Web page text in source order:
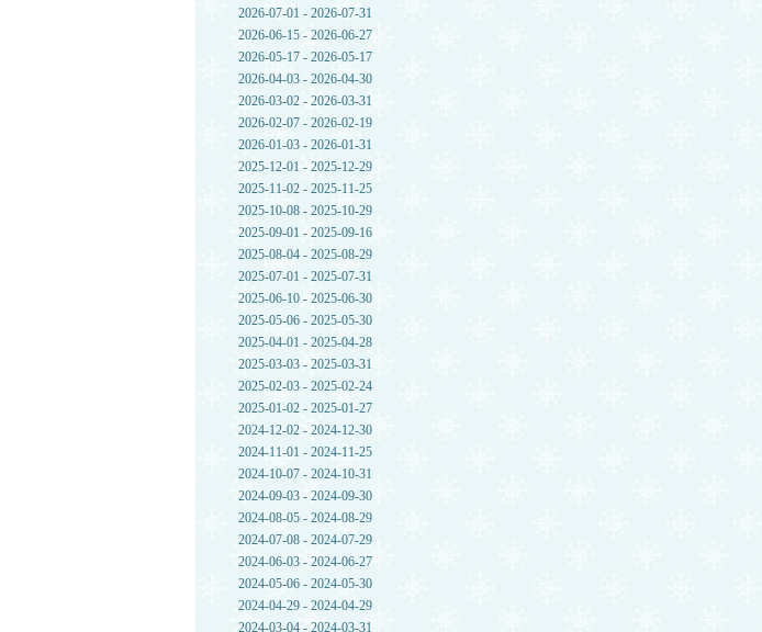
2026-07-01 - 2026-07-31
2026-06-15 - 2026-06-27
2026-05-17 - 2026-05-17
2026-04-03 - 2026-04-30
2026-03-02 - 2026-03-31
2026-02-07 - 2026-02-19
2026-01-03 - 2026-01-31
2025-12-01 - 2025-12-29
2025-11-02 - 2025-11-25
2025-10-08 - 2025-10-29
2025-09-01 - 2025-09-16
2025-08-04 - 2025-08-29
2025-07-01 - 2025-07-31
2025-06-10 - 2025-06-30
2025-05-06 - 2025-05-30
2025-04-01 - 2025-04-28
2025-03-03 - 2025-03-31
2025-02-03 - 2025-02-24
2025-01-02 - 2025-01-27
2024-12-02 - 2024-12-30
2024-11-01 - 2024-11-25
2024-10-07 - 2024-10-31
2024-09-03 - 2024-09-30
2024-08-05 - 2024-08-29
2024-07-08 - 2024-07-29
2024-06-03 - 2024-06-27
2024-05-06 - 2024-05-30
2024-04-29 - 2024-04-29
2024-03-04 - 2024-03-31